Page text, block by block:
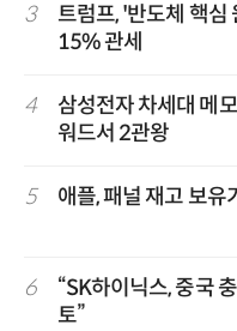
3
트럼프, '반도체 핵심
15% 관세
4
삼성전자 차세대 메
워드서 2관왕
5 애플, 패널 재고 보
6
“SK하이닉스, 중국
토”